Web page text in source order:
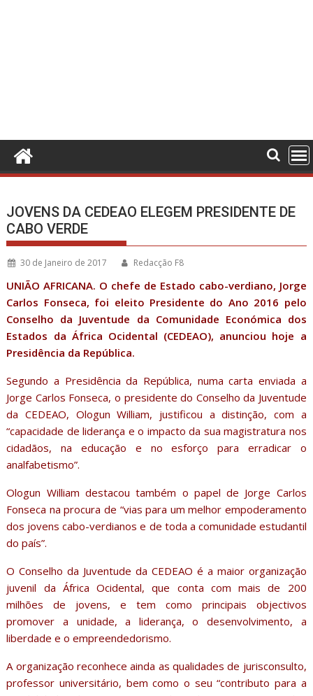
JOVENS DA CEDEAO ELEGEM PRESIDENTE DE
CABO VERDE
30 de Janeiro de 2017 Redacção F8
UNIÃO AFRICANA. O chefe de Estado cabo-verdiano, Jorge
Carlos Fonseca, foi eleito Presidente do Ano 2016 pelo
Conselho da Juventude da Comunidade Económica dos
Estados da África Ocidental (CEDEAO), anunciou hoje a
Presidência da República.
Segundo a Presidência da República, numa carta enviada a
Jorge Carlos Fonseca, o presidente do Conselho da Juventude
da CEDEAO, Ologun William, justificou a distinção, com a
“capacidade de liderança e o impacto da sua magistratura nos
cidadãos, na educação e no esforço para erradicar o
analfabetismo”.
Ologun William destacou também o papel de Jorge Carlos
Fonseca na procura de “vias para um melhor empoderamento
dos jovens cabo-verdianos e de toda a comunidade estudantil
do país”.
O Conselho da Juventude da CEDEAO é a maior organização
juvenil da África Ocidental, que conta com mais de 200
milhões de jovens, e tem como principais objectivos
promover a unidade, a liderança, o desenvolvimento, a
liberdade e o empreendedorismo.
A organização reconhece ainda as qualidades de jurisconsulto,
professor universitário, bem como o seu “contributo para a